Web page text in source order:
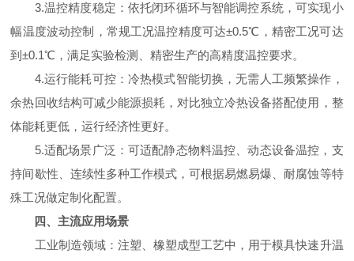
3.温控精度稳定：依托闭环循环与智能调控系统，可实现小
幅温度波动控制，常规工况温控精度可达±0.5℃，精密工况可达
到±0.1℃，满足实验检测、精密生产的高精度温控要求。
4.运行能耗可控：冷热模式智能切换，无需人工频繁操作，
余热回收结构可减少能源损耗，对比独立冷热设备搭配使用，整
体能耗更低，运行经济性更好。
5.适配场景广泛：可适配静态物料温控、动态设备温控，支
持间歇性、连续性多种工作模式，可根据易燃易爆、耐腐蚀等特
殊工况做定制化配置。
四、主流应用场景
工业制造领域：注塑、橡塑成型工艺中，用于模具快速升温